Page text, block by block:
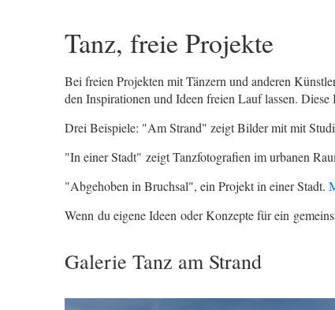
Tanz, freie Projekte
Bei freien Projekten mit Tänzern und anderen
den Inspirationen und Ideen freien Lauf lassen.
Drei Beispiele: "Am Strand" zeigt Bilder mit mit
"In einer Stadt" zeigt Tanzfotografien im urbanen
"Abgehoben in Bruchsal", ein Projekt in einer Stadt.
Wenn du eigene Ideen oder Konzepte für ein
Galerie Tanz am Strand